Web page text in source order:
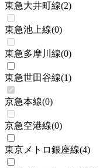
東急大井町線(2)
東急池上線(0)
東急多摩川線(0)
東急世田谷線(1)
京急本線(0)
京急空港線(0)
東京メトロ銀座線(4)